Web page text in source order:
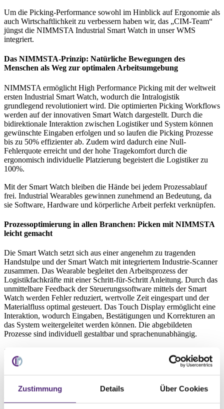
Zustimmung Details Über Cookies
Um die Picking-Performance sowohl im Hinblick auf Ergonomie als
auch Wirtschaftlichkeit zu verbessern haben wir, das „CIM-Team“
jüngst die NIMMSTA Industrial Smart Watch in unser WMS
integriert.
Das NIMMSTA-Prinzip: Natürliche Bewegungen des
Menschen als Weg zur optimalen Arbeitsumgebung
NIMMSTA ermöglicht High Performance Picking mit der weltweit
ersten Industrial Smart Watch, wodurch die Intralogistik
grundlegend revolutioniert wird. Die optimierten Picking Workflows
werden auf der innovativen Smart Watch dargestellt. Durch die
bidirektionale Interaktion zwischen Logistiker und System können
gewünschte Eingaben erfolgen und so laufen die Picking Prozesse
bis zu 50% effizienter ab. Zudem wird dadurch eine Null-
Fehlerquote erreicht und der hohe Tragekomfort durch die
ergonomisch individuelle Platzierung begeistert die Logistiker zu
100%.
Mit der Smart Watch bleiben die Hände bei jedem Prozessablauf
frei. Industrial Wearables gewinnen zunehmend an Bedeutung, da
sie Software, Hardware und körperliche Arbeit perfekt verknüpfen.
Prozessoptimierung in allen Branchen: Picken mit NIMMSTA
leicht gemacht
Die Smart Watch setzt sich aus einer angenehm zu tragenden
Handstulpe und der Smart Watch mit integriertem Industrie-Scanner
zusammen. Das Wearable begleitet den Arbeitsprozess der
Logistikfachkräfte mit einer Schritt-für-Schritt Anleitung. Durch das
unmittelbare Feedback der Steuerungssoftware mittels der Smart
Watch werden Fehler reduziert, wertvolle Zeit eingespart und der
Materialfluss optimal gesteuert. Das Touch Display ermöglicht eine
Interaktion, wodurch Eingaben, Bestätigungen und Korrekturen an
das System weitergeleitet werden können. Die abgebildeten
Prozesse sind individuell gestaltbar und sprachenunabhängig.
Zudem ist die Industrial Smart Watch ultraleicht: Sie wiegt nur 45
Gramm und fällt beim Tragen kaum auf. Der integrierte
Hochleistungsscanner erfasst bis zu vier Meter entfernte Barcodes
ist insbesondere für die Entnahme mehrerer Bauteile, beispielsweise
Kommissionierleistung extrem. Durch die hohe Akkulaufzeit